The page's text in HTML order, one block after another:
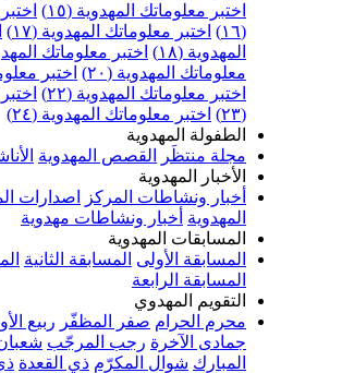
اختبر معلوماتك المهدوية (١٥)
(١٦)
اختبر معلوماتك المهدوية (١٧)
المهدوية (١٨)
اختبر معلوماتك
معلوماتك المهدوية (٢٠)
اختبر
اختبر معلوماتك المهدوية (٢٢)
(٢٣)
اختبر معلوماتك المهدوية (٢٤)
الطفولة المهدوية
مجلة منتظَر
القصص المهدوية
الأخبار المهدوية
أخبار ونشاطات المركز
اصدارات
المهدوية أخبار ونشاطات مهدوية
المسابقات المهدوية
المسابقة الأولى المسابقة الثانية
المسابقة الرابعة
التقويم المهدوي
محرم الحرام صفر المظفّر ربيع
جمادى الآخرة رجب المرجّب
المبارك شوال المكرّم ذي القعدة